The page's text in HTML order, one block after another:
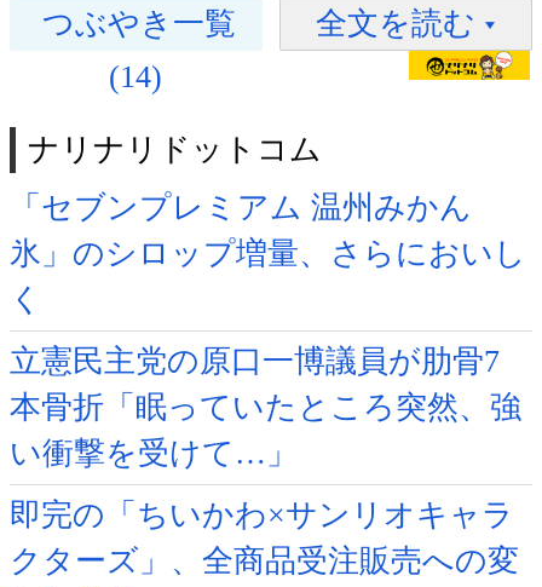
つぶやき一覧
(14)
全文を読む
ナリナリドットコム
「セブンプレミアム 温州みかん
氷」のシロップ増量、さらにおいし
く
立憲民主党の原口一博議員が肋骨7
本骨折「眠っていたところ突然、強
い衝撃を受けて…」
即完の「ちいかわ×サンリオキャラ
クターズ」、全商品受注販売への変